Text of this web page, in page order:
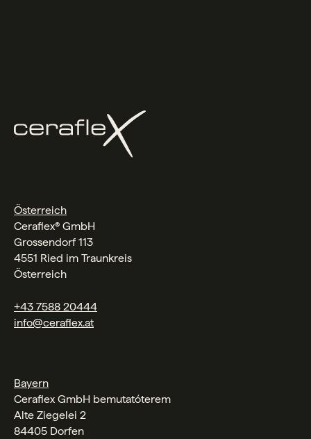
Österreich
Ceraflex® GmbH
Grossendorf 113
4551 Ried im Traunkreis
Österreich
+43 7588 20444
info@ceraflex.at
Bayern
Ceraflex GmbH bemutatóterem
Alte Ziegelei 2
84405 Dorfen